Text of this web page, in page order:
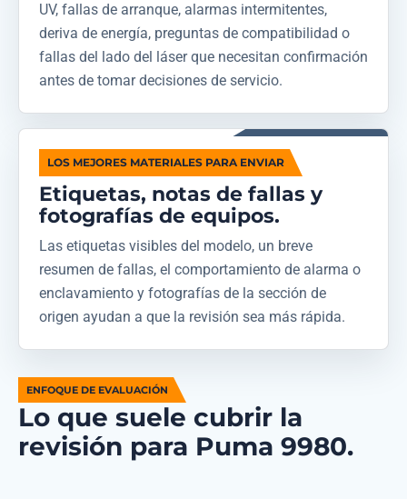
UV, fallas de arranque, alarmas intermitentes,
deriva de energía, preguntas de compatibilidad o
fallas del lado del láser que necesitan confirmación
antes de tomar decisiones de servicio.
LOS MEJORES MATERIALES PARA ENVIAR
Etiquetas, notas de fallas y
fotografías de equipos.
Las etiquetas visibles del modelo, un breve
resumen de fallas, el comportamiento de alarma o
enclavamiento y fotografías de la sección de
origen ayudan a que la revisión sea más rápida.
ENFOQUE DE EVALUACIÓN
Lo que suele cubrir la
revisión para Puma 9980.